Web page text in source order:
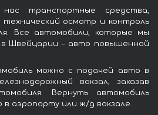
транспортные средства,
технический осмотр и контроль
Все автомобили, которые мы
в Швейцарии – авто повышенной
можно с подачей авто в
вокзал, заказав
Вернуть автомобиль
аэропорту или ж/д вокзале.